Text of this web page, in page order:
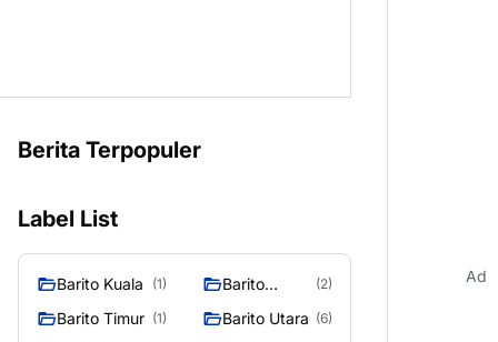
Berita Terpopuler
Label List
Barito Kuala (1)
Barito
(2)
Barito Timur (1) Barito Utara (6)
Ad